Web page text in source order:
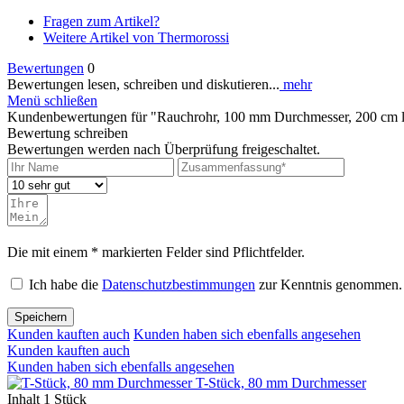
Fragen zum Artikel?
Weitere Artikel von Thermorossi
Bewertungen 0
Bewertungen lesen, schreiben und diskutieren... mehr
Menü schließen
Kundenbewertungen für "Rauchrohr, 100 mm Durchmesser, 200 cm
Bewertung schreiben
Bewertungen werden nach Überprüfung freigeschaltet.
Die mit einem * markierten Felder sind Pflichtfelder.
Ich habe die Datenschutzbestimmungen zur Kenntnis genommen.
Speichern
Kunden kauften auch Kunden haben sich ebenfalls angesehen
Kunden kauften auch
Kunden haben sich ebenfalls angesehen
T-Stück, 80 mm Durchmesser
Inhalt 1 Stück